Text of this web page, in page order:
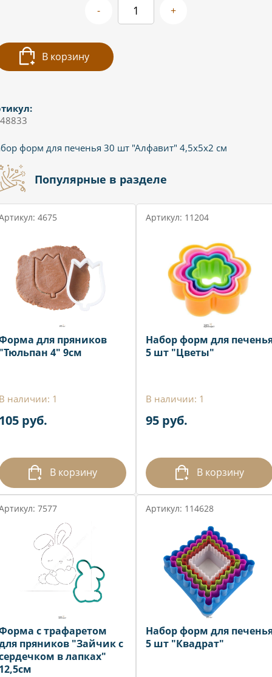
- +
В корзину
форм для печенья 30 шт "Алфавит" 4,5х5х2 см
Популярные в разделе
4675
для пряников
4" 9см
наличии: 1
руб.
В корзину
Артикул: 11204
Набор форм для
5 шт "Цветы"
В наличии: 1
95 руб.
В корзину
7577
с трафаретом
пряников "Зайчик с
в лапках"
Артикул: 114628
Набор форм для
5 шт "Квадрат"